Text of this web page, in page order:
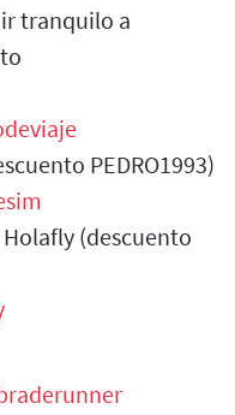
tranquilo a
PEDRO1993)
(descuento